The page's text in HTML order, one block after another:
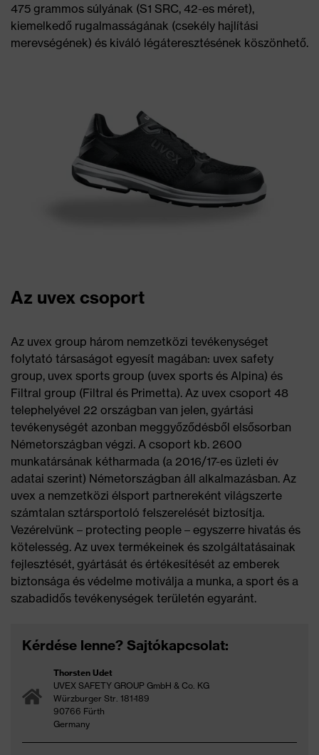
475 grammos súlyának (S1 SRC, 42-es méret),
kiemelkedő rugalmasságának (csekély hajlítási
merevségének) és kiváló légáteresztésének köszönhető.
Az uvex csoport
Az uvex group három nemzetközi tevékenységet
folytató társaságot egyesít magában: uvex safety
group, uvex sports group (uvex sports és Alpina) és
Filtral group (Filtral és Primetta). Az uvex csoport 48
telephelyével 22 országban van jelen, gyártási
tevékenységét azonban meggyőződésből elsősorban
Németországban végzi. A csoport kb. 2600
munkatársának kétharmada (a 2016/17-es üzleti év
adatai szerint) Németországban áll alkalmazásban. Az
uvex a nemzetközi élsport partnereként világszerte
számtalan sztársportoló felszerelését biztosítja.
Vezérelvünk – protecting people – egyszerre hivatás és
kötelesség. Az uvex termékeinek és szolgáltatásainak
fejlesztését, gyártását és értékesítését az emberek
biztonsága és védelme motiválja a munka, a sport és a
szabadidős tevékenységek területén egyaránt.
Kérdése lenne? Sajtókapcsolat:
Thorsten Udet
UVEX SAFETY GROUP GmbH & Co. KG
Würzburger Str. 181-189
90766 Fürth
Germany